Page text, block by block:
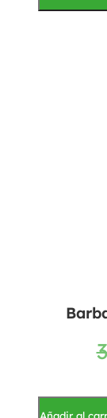
Añadir al